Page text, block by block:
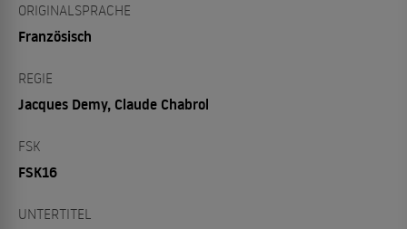
ORIGINALSPRACHE
Französisch
REGIE
Jacques Demy, Claude Chabrol
FSK
FSK16
UNTERTITEL